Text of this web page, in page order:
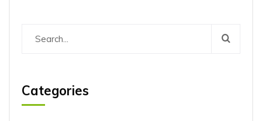
Categories